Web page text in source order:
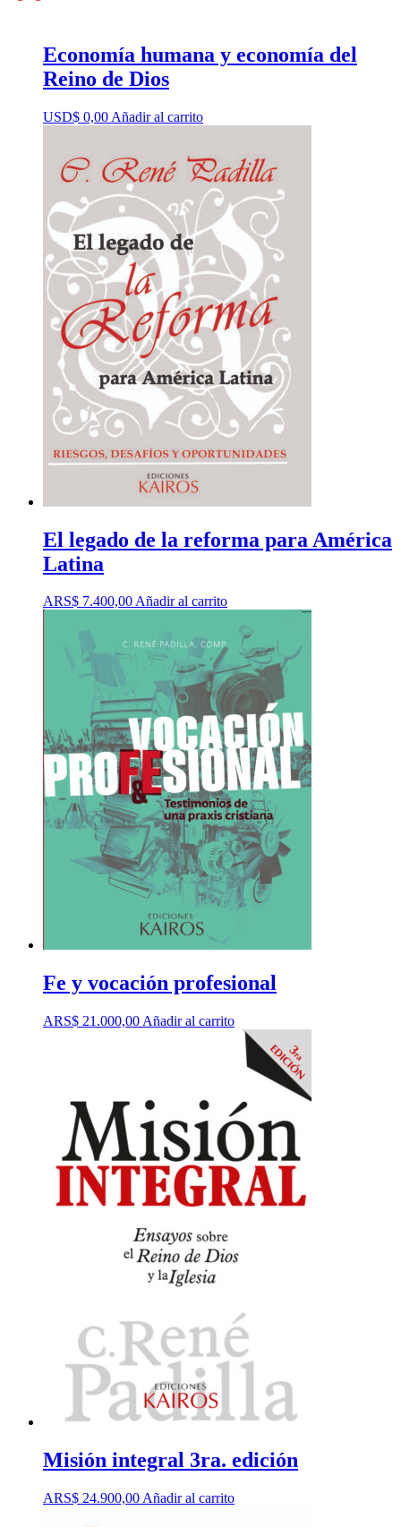
Economía humana y economía del
Reino de Dios
USD$ 0,00 Añadir al carrito
El legado de la reforma para América
Latina
ARS$ 7.400,00Añadir al carrito
Fe y vocación profesional
ARS$ 21.000,00 Añadir al carrito
Misión integral 3ra. edición
ARS$ 24.900,00 Añadir al carrito